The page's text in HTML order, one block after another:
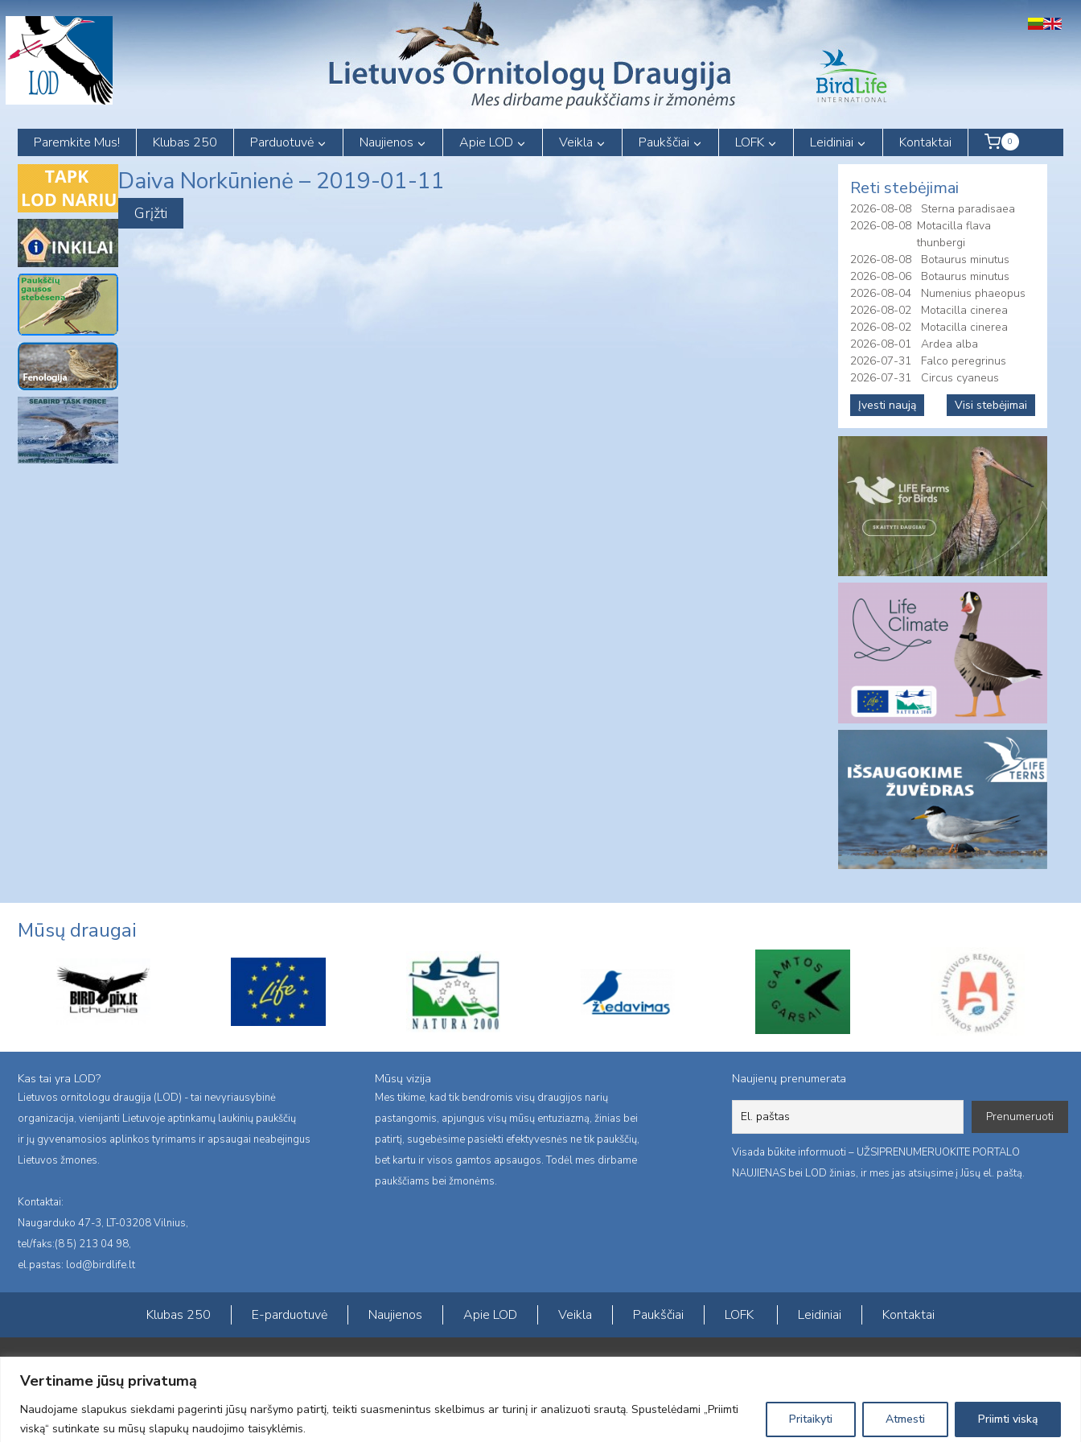
Vertiname jūsų privatumą
Naudojame slapukus siekdami pagerinti jūsų naršymo patirtį, teikti suasmenintus skelbimus ar turinį ir analizuoti srautą. Spustelėdami „Priimti
viską“ sutinkate su mūsų slapukų naudojimo taisyklėmis.
Pritaikyti Atmesti Priimti viską
content
Paremkite Mus! Klubas 250 Parduotuvė Naujienos Apie LOD Veikla Paukščiai LOFK Leidiniai Kontaktai 0
Daiva Norkūnienė – 2019-01-11 Reti stebėjimai
2026-08-08
Sterna paradisaea
2026-08-08 Motacilla flava
thunbergi
2026-08-08
Botaurus minutus
2026-08-06
Botaurus minutus
2026-08-04
Numenius phaeopus
2026-08-02
Motacilla cinerea
2026-08-02
Motacilla cinerea
2026-08-01
Ardea alba
2026-07-31
Falco peregrinus
2026-07-31
Circus cyaneus
Įvesti naują
Visi stebėjimai
Mūsų draugai
Kas tai yra LOD?
Lietuvos ornitologu draugija (LOD) - tai nevyriausybinė
organizacija, vienijanti Lietuvoje aptinkamų laukinių paukščių
ir jų gyvenamosios aplinkos tyrimams ir apsaugai neabejingus
Lietuvos žmones.
Kontaktai:
Naugarduko 47-3, LT-03208 Vilnius,
tel/faks:(8 5) 213 04 98,
el.pastas: lod@birdlife.lt
Mūsų vizija
Mes tikime, kad tik bendromis visų draugijos narių
pastangomis, apjungus visų mūsų entuziazmą, žinias bei
patirtį, sugebėsime pasiekti efektyvesnės ne tik paukščių,
bet kartu ir visos gamtos apsaugos. Todėl mes dirbame
paukščiams bei žmonėms.
Naujienų prenumerata
Visada būkite informuoti – UŽSIPRENUMERUOKITE PORTALO
NAUJIENAS bei LOD žinias, ir mes jas atsiųsime į Jūsų el. paštą.
Klubas 250 E-parduotuvė Naujienos Apie LOD Veikla Paukščiai LOFK Leidiniai Kontaktai
„LOD visuomeninės /gamtosauginės veiklos sustiprinimas ir įvaizdžio formavimas įtraukiant visuomenę į aplinkosauginių tyrimų veiklą“ (paprojekčio
2012 © Lietuvos Ornitologų Draugija © 2014, Visos teisės saugomos Sprendimas: Electronic Solutions for Business